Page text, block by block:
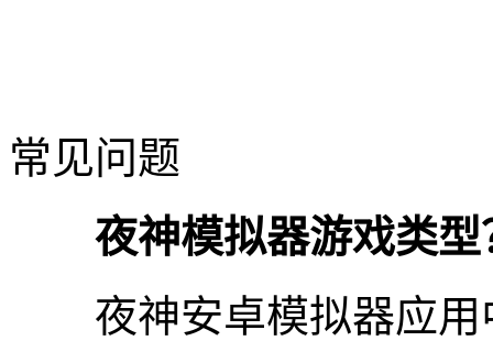
常见问题
夜神模拟器游戏类型
夜神安卓模拟器应用